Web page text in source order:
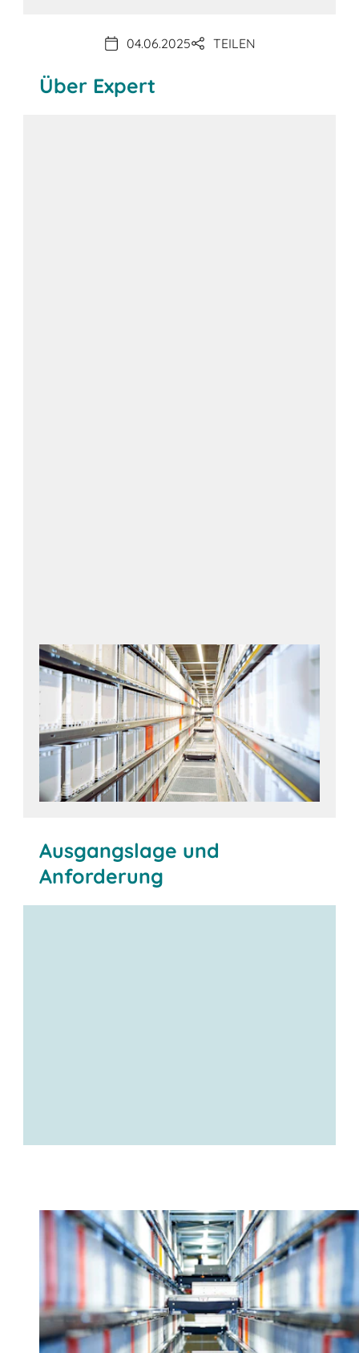
04.06.2025 TEILEN
Über Expert
Ausgangslage und
Anforderung